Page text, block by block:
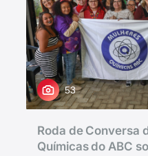
53
Roda de Conversa
Químicas do ABC